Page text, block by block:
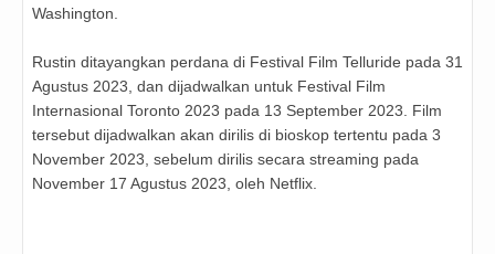
Washington.
Rustin ditayangkan perdana di Festival Film Telluride pada 31
Agustus 2023, dan dijadwalkan untuk Festival Film
Internasional Toronto 2023 pada 13 September 2023. Film
tersebut dijadwalkan akan dirilis di bioskop tertentu pada 3
November 2023, sebelum dirilis secara streaming pada
November 17 Agustus 2023, oleh Netflix.